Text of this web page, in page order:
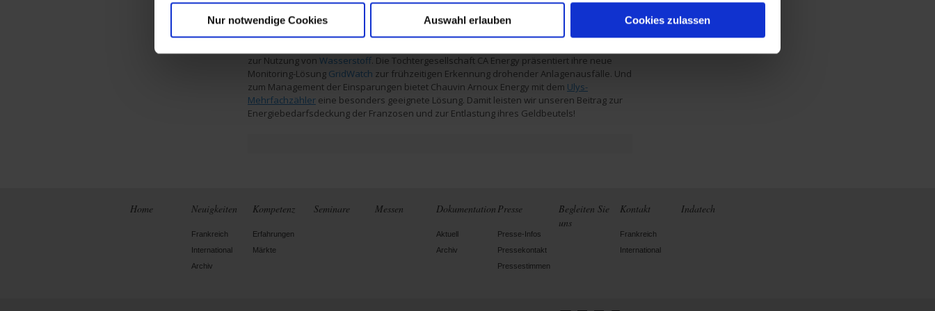
Nur notwendige Cookies Auswahl erlauben Cookies zulassen
Energierecorder derPEL-Reihe (Power and Energy Loggers) und Installationstester wie
derMX 535von Metrix zu einem besseren Energiecontrolling bei. Dekarbonisierung ist bei
der Firma Pyrocontrole der Chauvin Arnoux-Gruppe hingegen der Schwerpunkt, mit dem
zur Nutzung von Wasserstoff. Die Tochtergesellschaft CA Energy präsentiert ihre neue
Monitoring-Lösung GridWatch zur frühzeitigen Erkennung drohender Anlagenausfälle. Und
zum Management der Einsparungen bietet Chauvin Arnoux Energy mit dem Ulys-
Mehrfachzähler eine besonders geeignete Lösung. Damit leisten wir unseren Beitrag zur
Energiebedarfsdeckung der Franzosen und zur Entlastung ihres Geldbeutels!
Home Neuigkeiten
Frankreich
International
Archiv
Kompetenz
Erfahrungen
Märkte
Seminare Messen Dokumentation
Aktuell
Archiv
Presse
Presse-Infos
Pressekontakt
Pressestimmen
Begleiten Sie
uns
Kontakt
Frankreich
International
Indatech